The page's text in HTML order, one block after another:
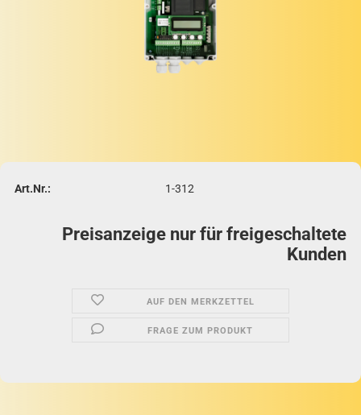
Art.Nr.: 1-312
Preisanzeige nur für freigeschaltete
Kunden
AUF DEN MERKZETTEL
FRAGE ZUM PRODUKT